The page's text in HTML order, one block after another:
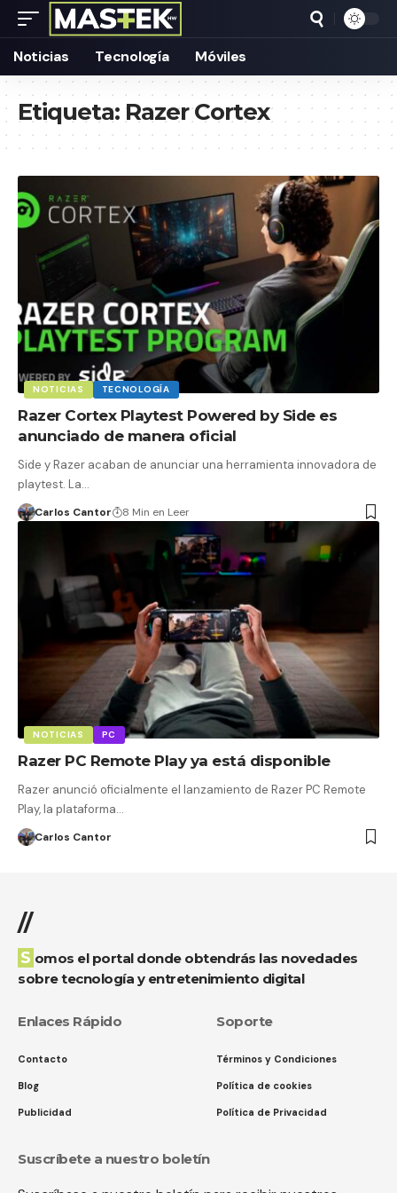
Noticias Tecnología Móviles
Etiqueta:Razer Cortex
NOTICIAS TECNOLOGÍA
Razer Cortex Playtest Powered by Side es
anunciado de manera oficial
Side y Razer acaban de anunciar una herramienta innovadora de
playtest. La…
Carlos Cantor 8 Min en Leer
NOTICIAS PC
Razer PC Remote Play ya está disponible
Razer anunció oficialmente el lanzamiento de Razer PC Remote
Play, la plataforma…
Carlos Cantor
//
Somos el portal donde obtendrás las novedades
sobre tecnología y entretenimiento digital
Enlaces Rápido
Contacto
Blog
Publicidad
Soporte
Términos y Condiciones
Política de cookies
Política de Privacidad
Suscríbete a nuestro boletín